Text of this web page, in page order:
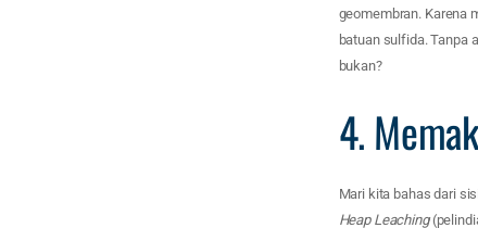
geomembran. Karena
batuan sulfida. Tanpa
bukan?
4.
Mari kita bahas dari
Heap Leaching